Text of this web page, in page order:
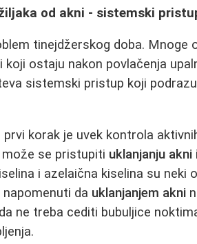
od akni - sistemski
tinejdžerskog doba. Mnoge
koji ostaju nakon povlačenja
sistemski pristup koji
prvi korak je uvek kontrola
se pristupiti uklanjanju akni
i azelaična kiselina su neki
da uklanjanjem akni
ne treba cediti bubuljice